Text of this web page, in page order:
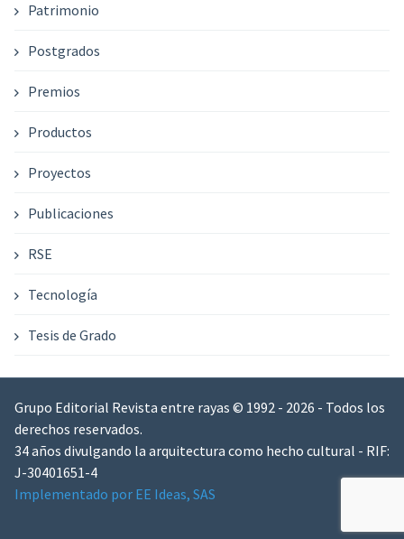
Patrimonio
Postgrados
Premios
Productos
Proyectos
Publicaciones
RSE
Tecnología
Tesis de Grado
Grupo Editorial Revista entre rayas © 1992 - 2026 - Todos los
derechos reservados.
34 años divulgando la arquitectura como hecho cultural - RIF:
J-30401651-4
Implementado por EE Ideas, SAS